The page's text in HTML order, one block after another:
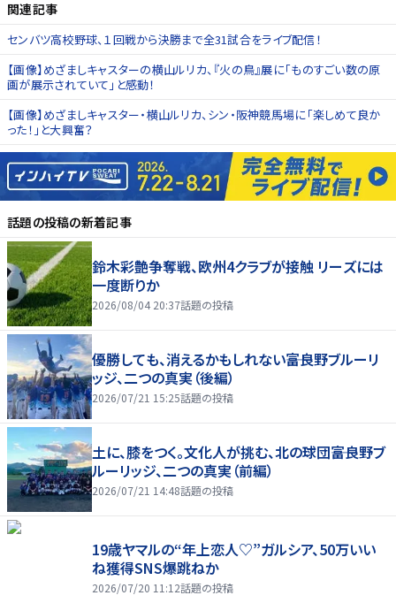
関連記事
センバツ高校野球、１回戦から決勝まで全31試合をライブ配信！
【画像】めざましキャスターの横山ルリカ、『火の鳥』展に「ものすごい数の原
画が展示されていて」と感動！
【画像】めざましキャスター・横山ルリカ、シン・阪神競馬場に「楽しめて良か
った！」と大興奮？
話題の投稿の新着記事
鈴木彩艶争奪戦、欧州4クラブが接触 リーズには
一度断りか
2026/08/04 20:37話題の投稿
優勝しても、消えるかもしれない――富良野ブルーリ
ッジ、二つの真実（後編）
2026/07/21 15:25話題の投稿
土に、膝をつく。文化人が挑む、北の球団――富良野ブ
ルーリッジ、二つの真実（前編）
2026/07/21 14:48話題の投稿
19歳ヤマルの“年上恋人♡”ガルシア、50万いい
ね獲得SNS爆跳ねか
2026/07/20 11:12話題の投稿